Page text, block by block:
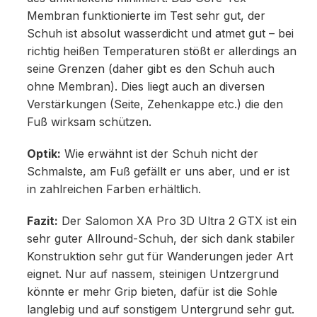
Membran funktionierte im Test sehr gut, der
Schuh ist absolut wasserdicht und atmet gut – bei
richtig heißen Temperaturen stößt er allerdings an
seine Grenzen (daher gibt es den Schuh auch
ohne Membran). Dies liegt auch an diversen
Verstärkungen (Seite, Zehenkappe etc.) die den
Fuß wirksam schützen.
Optik: Wie erwähnt ist der Schuh nicht der
Schmalste, am Fuß gefällt er uns aber, und er ist
in zahlreichen Farben erhältlich.
Fazit: Der Salomon XA Pro 3D Ultra 2 GTX ist ein
sehr guter Allround-Schuh, der sich dank stabiler
Konstruktion sehr gut für Wanderungen jeder Art
eignet. Nur auf nassem, steinigen Untzergrund
könnte er mehr Grip bieten, dafür ist die Sohle
langlebig und auf sonstigem Untergrund sehr gut.